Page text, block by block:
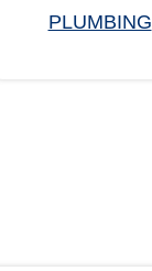
PLUMBING